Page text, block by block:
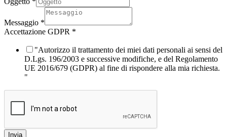
Messaggio *
Accettazione GDPR *
"Autorizzo il trattamento dei miei dati personali ai sensi del
D.Lgs. 196/2003 e successive modifiche, e del Regolamento
UE 2016/679 (GDPR) al fine di rispondere alla mia richiesta.
"
Invia